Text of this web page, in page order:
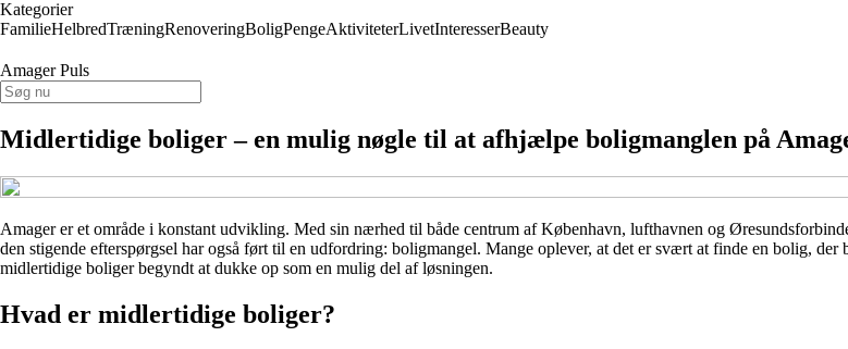
Kategorier
FamilieHelbredTræningRenoveringBoligPengeAktiviteterLivetInteresserBeauty
Amager Puls
Midlertidige boliger – en mulig nøgle til at afhjælpe boligmanglen på
Amager er et område i konstant udvikling. Med sin nærhed til både centrum af København, lufthavnen og
den stigende efterspørgsel har også ført til en udfordring: boligmangel. Mange oplever, at det er svært at finde en bolig,
midlertidige boliger begyndt at dukke op som en mulig del af løsningen.
Hvad er midlertidige boliger?